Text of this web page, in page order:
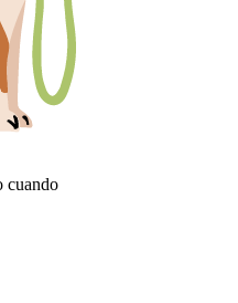
cuando